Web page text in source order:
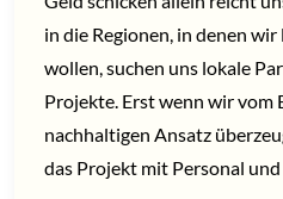
in die Regionen, in denen
wollen, suchen uns lokale
Projekte. Erst wenn wir vom
nachhaltigen Ansatz
das Projekt mit Personal und